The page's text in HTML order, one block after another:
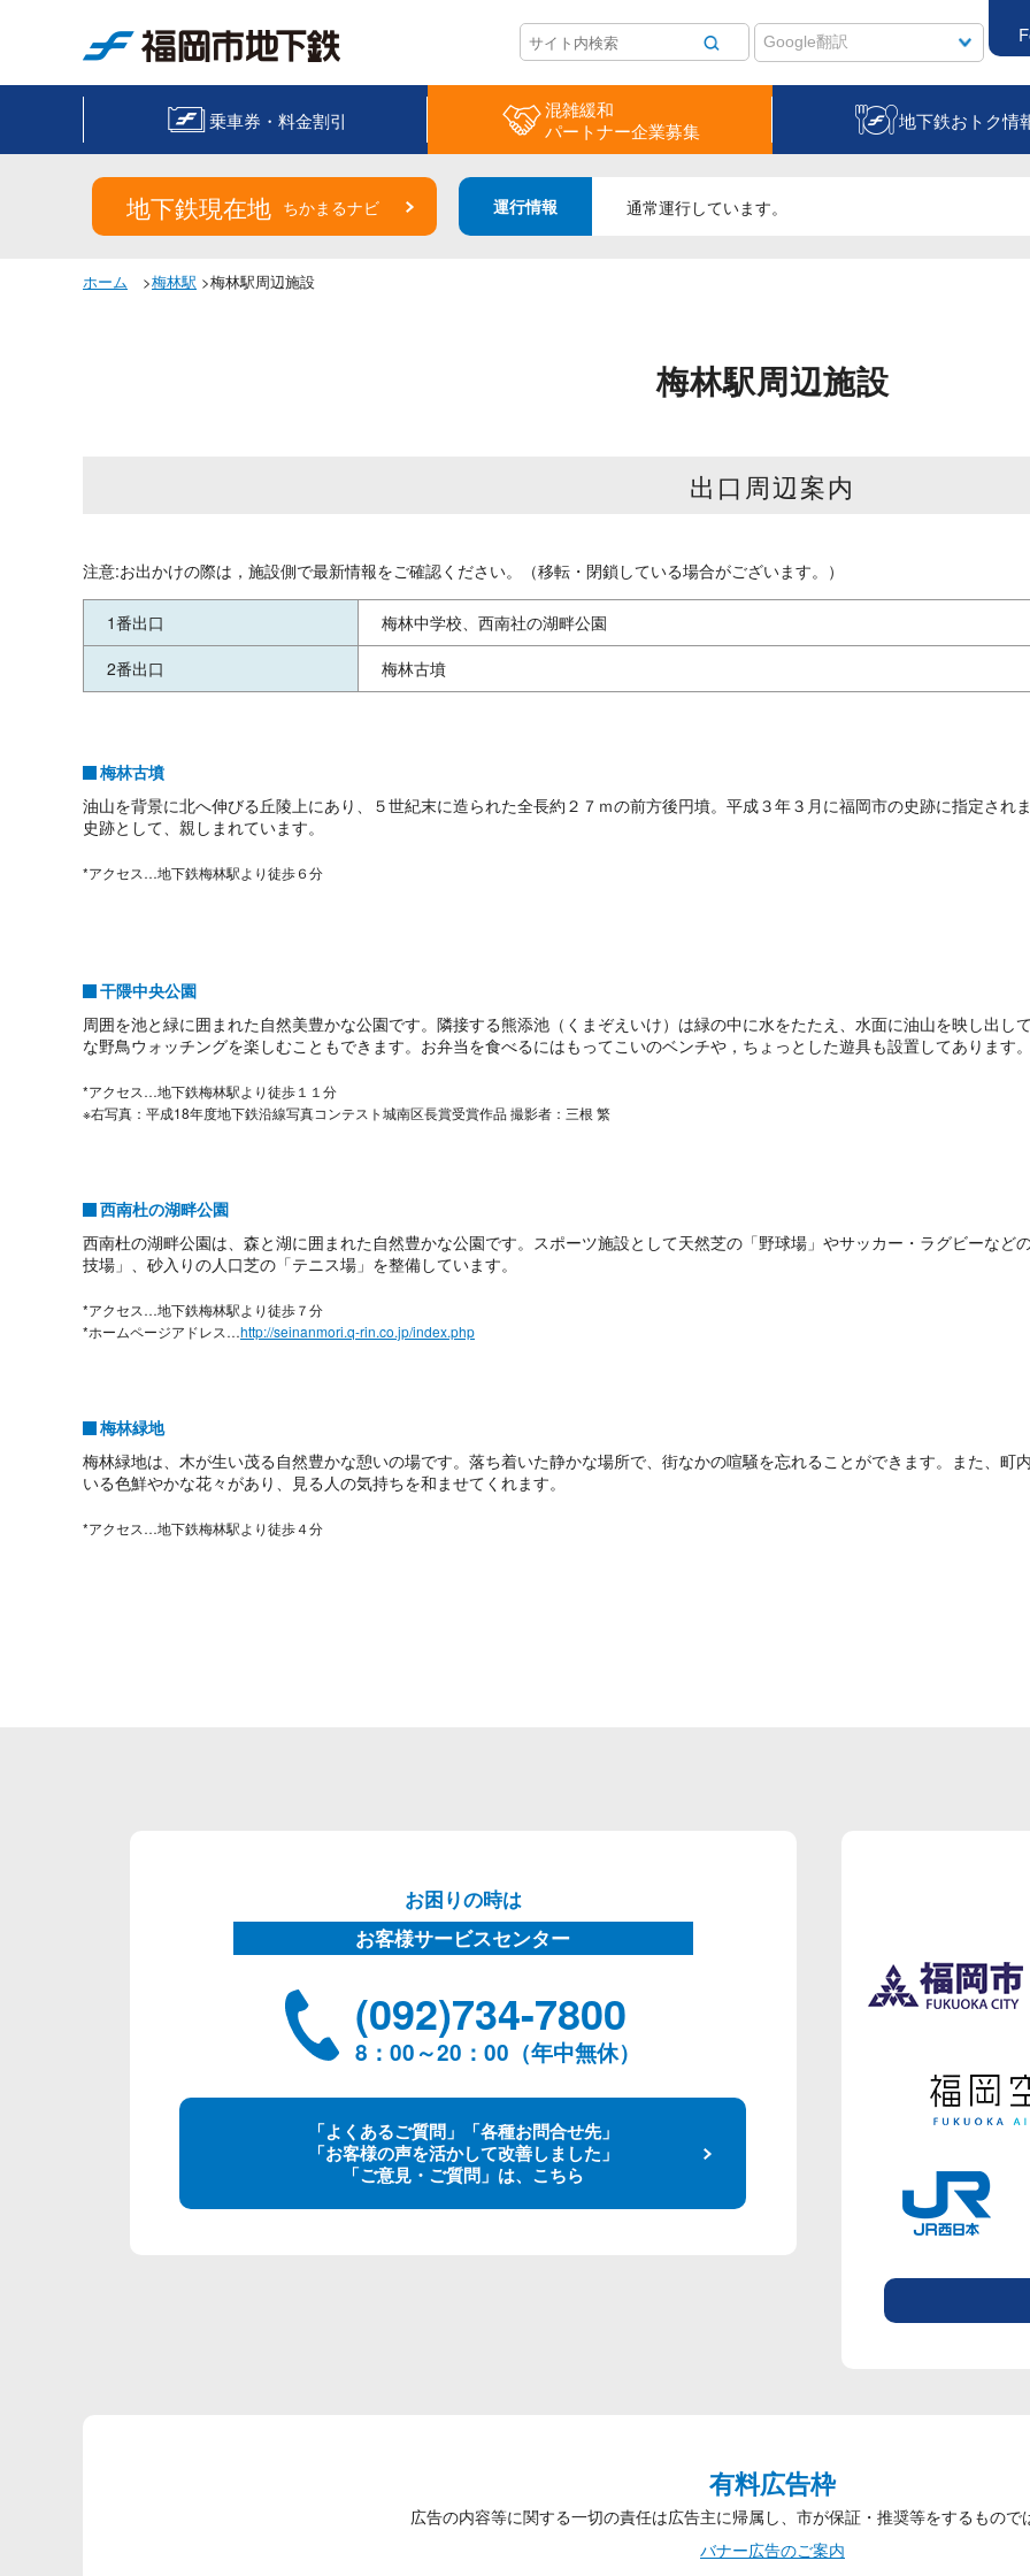
乗車券・料金割引
混雑緩和
パートナー企業募集
地下鉄おトク情
地下鉄現在地 ちかまるナビ 運行情報 通常運行しています。
ホーム >梅林駅 >梅林駅周辺施設
梅林駅周辺施設
出口周辺案内
注意:お出かけの際は，施設側で最新情報をご確認ください。（移転・閉鎖している場合がございます。）
1番出口
梅林中学校、西南社の湖畔公園
2番出口
梅林古墳
梅林古墳
油山を背景に北へ伸びる丘陵上にあり、５世紀末に造られた全長約２７ｍの前方後円墳。平成３年３月に福岡市の史跡に指定され
史跡として、親しまれています。
*アクセス…地下鉄梅林駅より徒歩６分
干隈中央公園
周囲を池と緑に囲まれた自然美豊かな公園です。隣接する熊添池（くまぞえいけ）は緑の中に水をたたえ、水面に油山を映し出し
な野鳥ウォッチングを楽しむこともできます。お弁当を食べるにはもってこいのベンチや，ちょっとした遊具も設置してあります
*アクセス…地下鉄梅林駅より徒歩１１分
※右写真：平成18年度地下鉄沿線写真コンテスト城南区長賞受賞作品 撮影者：三根 繁
西南杜の湖畔公園
西南杜の湖畔公園は、森と湖に囲まれた自然豊かな公園です。スポーツ施設として天然芝の「野球場」やサッカー・ラグビーなど
技場」、砂入りの人口芝の「テニス場」を整備しています。
*アクセス…地下鉄梅林駅より徒歩７分
*ホームページアドレス…http://seinanmori.q-rin.co.jp/index.php
梅林緑地
梅林緑地は、木が生い茂る自然豊かな憩いの場です。落ち着いた静かな場所で、街なかの喧騒を忘れることができます。また、町
いる色鮮やかな花々があり、見る人の気持ちを和ませてくれます。
*アクセス…地下鉄梅林駅より徒歩４分
お困りの時は
お客様サービスセンター
(092)734-7800
8：00～20：00（年中無休）
「よくあるご質問」「各種お問合せ先」
「お客様の声を活かして改善しました」
「ご意見・ご質問」は、こちら
有料広告枠
広告の内容等に関する一切の責任は広告主に帰属し、市が保証・推奨等をするもので
バナー広告のご案内